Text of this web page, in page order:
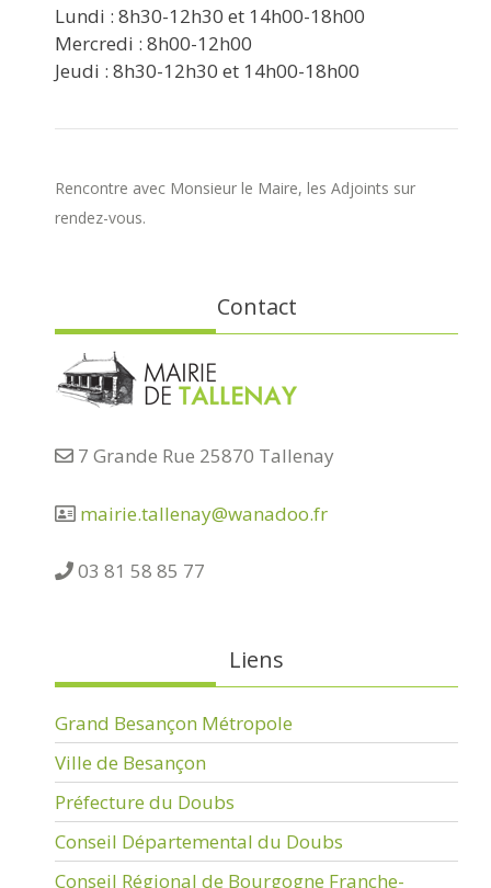
Lundi : 8h30-12h30 et 14h00-18h00
Mercredi : 8h00-12h00
Jeudi : 8h30-12h30 et 14h00-18h00
Rencontre avec Monsieur le Maire, les Adjoints sur
rendez-vous.
Contact
7 Grande Rue 25870 Tallenay
mairie.tallenay@wanadoo.fr
03 81 58 85 77
Liens
Grand Besançon Métropole
Ville de Besançon
Préfecture du Doubs
Conseil Départemental du Doubs
Conseil Régional de Bourgogne Franche-